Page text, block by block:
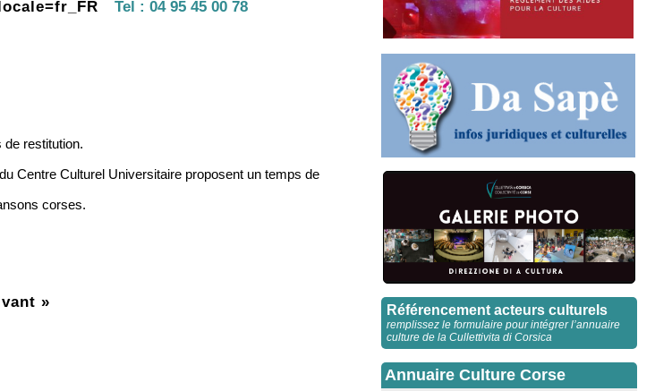
Tel : 04 95 45 00 78
restitution.
Centre Culturel Universitaire proposent un temps de
corses.
»
Référencement acteurs culturels
remplissez le formulaire pour intégrer l’annuaire
culture de la Cullettivita di Corsica
Annuaire Culture Corse